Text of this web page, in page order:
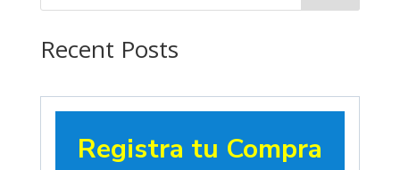
Recent Posts
Registra tu Compra